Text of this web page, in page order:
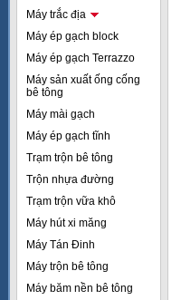
Máy trắc địa
Máy ép gạch block
Máy ép gạch Terrazzo
Máy sản xuất ống cống
bê tông
Máy mài gạch
Máy ép gạch tĩnh
Trạm trộn bê tông
Trộn nhựa đường
Trạm trộn vữa khô
Máy hút xi măng
Máy Tán Đinh
Máy trộn bê tông
Máy băm nền bê tông